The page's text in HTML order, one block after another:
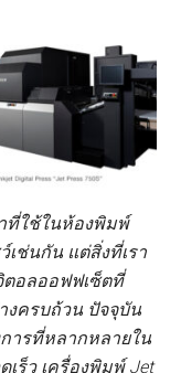
ที่ใช้ในห้องพิมพ์
เช่นกัน แต่สิ่งที่เรา
ตอลออฟฟเซ็ตที่
งครบถ้วน ปัจจุบัน
ารที่หลากหลายใน
ร็ว เครื่องพิมพ์ Jet